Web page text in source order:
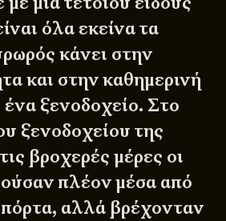
όλα εκείνα τα
κάνει στην
και στην καθημερινή
ένα ξενοδοχείο. Στο
ξενοδοχείου της
βροχερές μέρες οι
πλέον μέσα από
αλλά βρέχονταν